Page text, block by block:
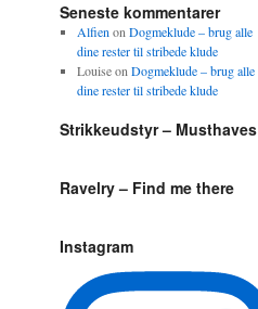
Seneste kommentarer
Alfien on Dogmeklude – brug alle
dine rester til stribede klude
Louiseon Dogmeklude – brug alle
dine rester til stribede klude
Strikkeudstyr – Musthaves
Ravelry – Find me there
Instagram